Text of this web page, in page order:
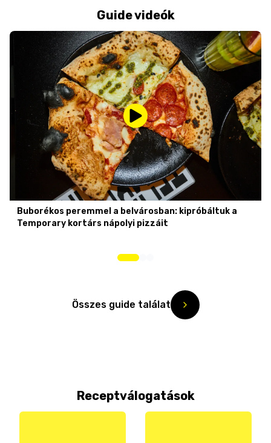
Guide videók
Buborékos peremmel a belvárosban: kipróbáltuk a
Temporary kortárs nápolyi pizzáit
Összes guide találat
Receptválogatások